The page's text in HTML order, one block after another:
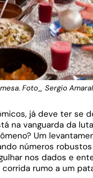
Foto_ Sergio
já deve ter se
na vanguarda da
Um
números
nos dados e
rumo a um